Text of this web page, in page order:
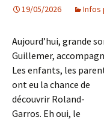
19/05/2026 Infos
Aujourd’hui, grande
Guillemer,
Les enfants, les
ont eu la chance de
découvrir Roland-
Garros. Eh oui, le